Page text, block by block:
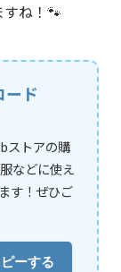
ね！🐾
ード
ストアの購
などに使え
す！ぜひご
ーする